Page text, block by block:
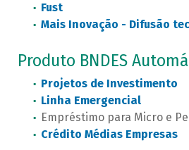
Fust
Mais Inovação - Difusão
Produto BNDES
Projetos de Investimento
Linha Emergencial
Empréstimo para Micro e
Crédito Médias Empresas